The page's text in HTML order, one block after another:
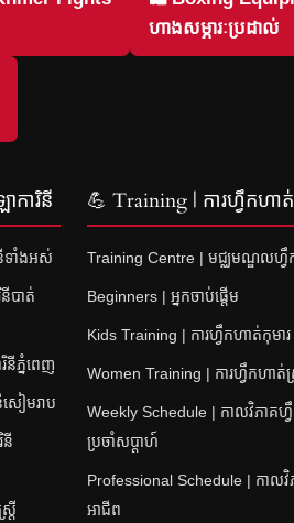
ហាងសម្ភារៈប្រដាល់
ការិនី
ទាំងអស់
បាត់
នីភ្នំពេញ
សៀមរាប
នី
រី
💪 Training | ការហ្វឹកហាត់
Training Centre | មជ្ឈមណ្ឌលហ្វឹ
Beginners | អ្នកចាប់ផ្តើម
Kids Training | ការហ្វឹកហាត់កុមារ
Women Training | ការហ្វឹកហាត់ស្
Weekly Schedule | កាលវិភាគហ្
ប្រចាំសប្តាហ៍
Professional Schedule | កាលវិ
អាជីព